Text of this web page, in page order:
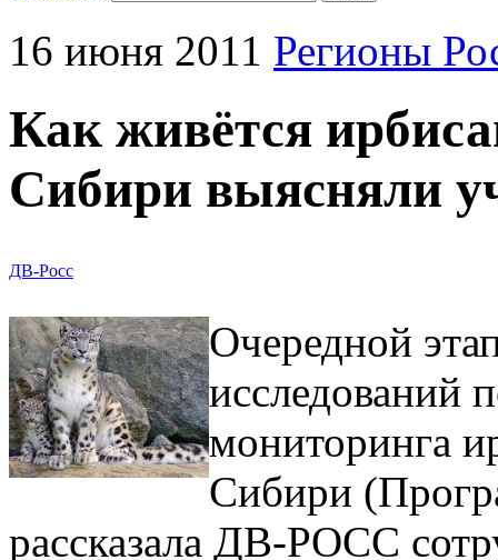
16 июня 2011 Регионы
Как живётся
Сибири выясняли
ДВ-Росс
Очередной
исследований
мониторинга
Сибири
рассказала ДВ-РОСС